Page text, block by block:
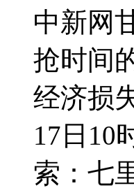
中新网
抢时间
经济损
17日10
索：七